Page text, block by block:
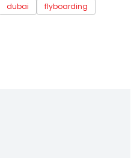
dubai
flyboarding